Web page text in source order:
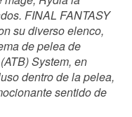
FINAL FANTASY
su diverso elenco,
de pelea de
System, en
dentro de la pelea,
sentido de